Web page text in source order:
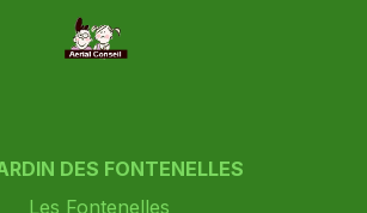
DES FONTENELLES
Les Fontenelles